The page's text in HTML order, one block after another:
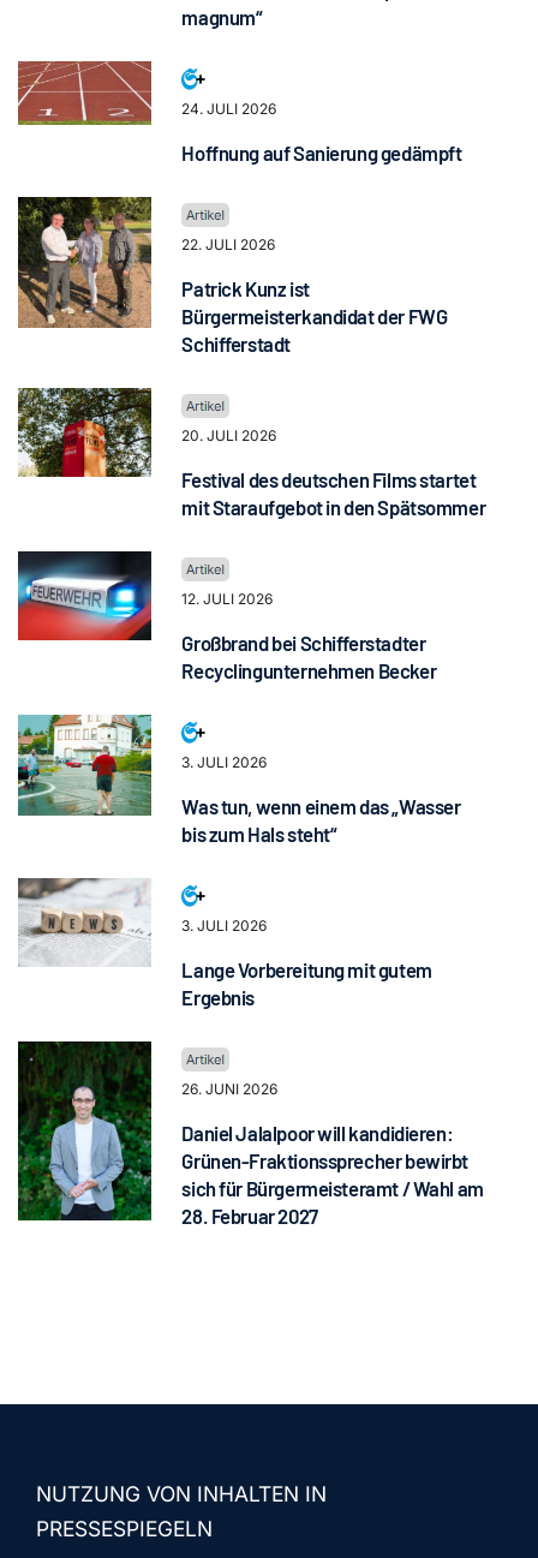
magnum“
24. JULI 2026
Hoffnung auf Sanierung gedämpft
22. JULI 2026
Patrick Kunz ist
Bürgermeisterkandidat der FWG
Schifferstadt
20. JULI 2026
Festival des deutschen Films startet
mit Staraufgebot in den Spätsommer
12. JULI 2026
Großbrand bei Schifferstadter
Recyclingunternehmen Becker
3. JULI 2026
Was tun, wenn einem das „Wasser
bis zum Hals steht“
3. JULI 2026
Lange Vorbereitung mit gutem
Ergebnis
26. JUNI 2026
Daniel Jalalpoor will kandidieren:
Grünen-Fraktionssprecher bewirbt
sich für Bürgermeisteramt / Wahl am
28. Februar 2027
NUTZUNG VON INHALTEN IN
PRESSESPIEGELN